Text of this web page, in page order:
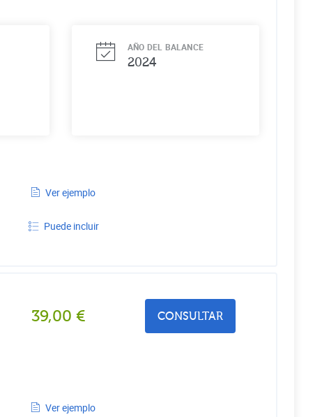
AÑO DEL BALANCE
2024
Ver ejemplo
Puede incluir
39,00 € CONSULTAR
Ver ejemplo